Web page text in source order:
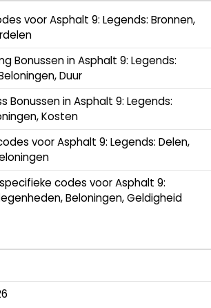
voor Asphalt 9: Legends: Bronnen,
Bonussen in Asphalt 9: Legends:
Duur
Bonussen in Asphalt 9: Legends:
Kosten
voor Asphalt 9: Legends: Delen,
codes voor Asphalt 9:
Beloningen, Geldigheid